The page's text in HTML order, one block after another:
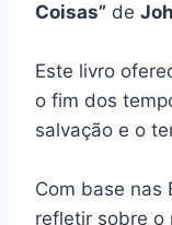
Coisas” de
Este livro
o fim dos
salvação e o
Com base nas
refletir sobre o